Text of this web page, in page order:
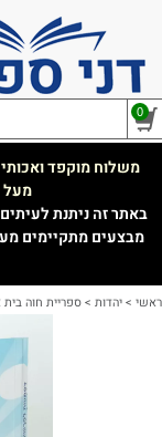
0
משלוח מוקפד ואכותי
מעל 249
באתר זה ניתנת
מבצעים מתקיימים
ראשי >יהדות >ספריית חוה